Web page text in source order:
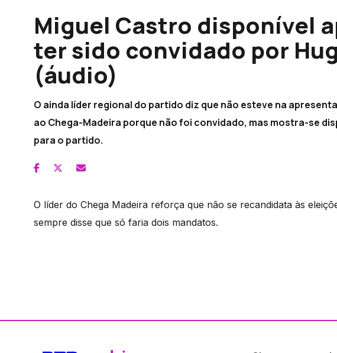
Miguel Castro disponível
ter sido convidado por
(áudio)
O ainda líder regional do partido diz que não esteve na
ao Chega-Madeira porque não foi convidado, mas mostra-se
para o partido.
O líder do Chega Madeira reforça que não se recandidata às
sempre disse que só faria dois mandatos.